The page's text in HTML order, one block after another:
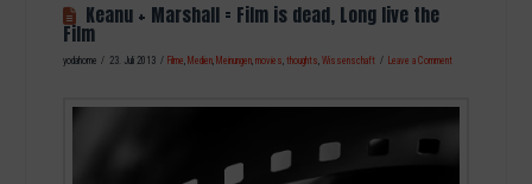
Keanu + Marshall = Film is dead, Long live the
Film
yodahome 23. Juli 2013 Filme, Medien, Meinungen,movies,thoughts,Wissenschaft Leave a Comment